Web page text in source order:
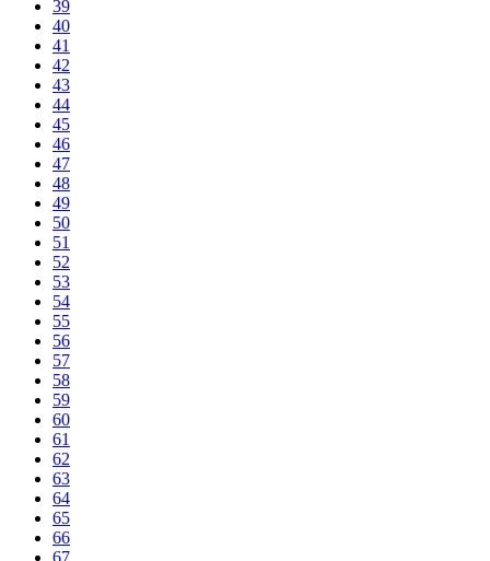
39
40
41
42
43
44
45
46
47
48
49
50
51
52
53
54
55
56
57
58
59
60
61
62
63
64
65
66
67